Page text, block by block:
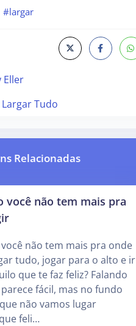
#largar
Eller
Largar Tudo
Relacionadas
você não tem mais pra
não tem mais pra onde
tudo, jogar para o alto e ir
que te faz feliz? Falando
fácil, mas no fundo
não vamos lugar
feli…